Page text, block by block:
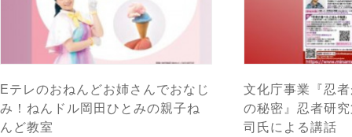
Eテレのおねんどお姉さんでおなじ
み！ねんドル岡田ひとみの親子ね
んど教室
文化庁事業『忍
の秘密』忍者研
司氏による講話